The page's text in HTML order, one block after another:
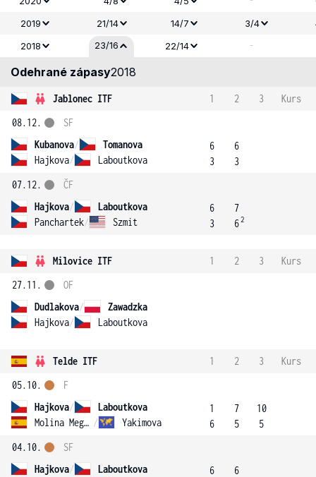
2019
21/14 14/7 3/4
2018
23/16 22/14 -
Odehrané zápasy2018
Jablonec ITF 1 2 3
Kurs
08.12.
Kubanova/
Tomanova
Hajkova/ Laboutkova
SF
6
3
6
3
07.12.
Hajkova/
Laboutkova
Panchartek/ Szmit
ČF
6
3
7
62
Milovice ITF 1 2 3
Kurs
27.11.
Dudlakova/
Zawadzka
Hajkova/ Laboutkova
OF
Telde ITF 1 2 3
Kurs
05.10.
Hajkova/
Laboutkova
Molina Megias / Yakimova
F
1
6
7
5
10
5
04.10.
Hajkova/
Laboutkova
SF
6
6